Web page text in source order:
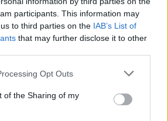
participants. This information may
to third parties on the IAB’s List of
that may further disclose it to other
Opt Outs
of the Sharing of my
kichania
COVID obecnie wraz z utratą
i mam blokadę odruchu
drażniłam Nos piórkiem nic
Problemy z nosem